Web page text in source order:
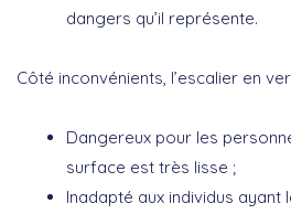
dangers qu’il représente.
Côté inconvénients, l’escalier en
Dangereux pour les
surface est très lisse ;
Inadapté aux individus ayant